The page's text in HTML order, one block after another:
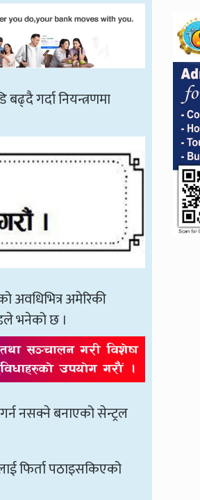
गर्दा नियन्त्रणमा
अमेरिकी
भनेको छ ।
नसक्ने बनाएको सेन्ट्रल
फिर्ता पठाइसकिएको